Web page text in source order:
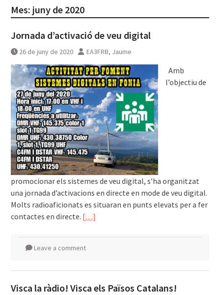
Mes: juny de 2020
Jornada d’activació de veu digital
26 de juny de 2020 EA3FRB, Jaume
Amb
l’objectiu de
promocionar els sistemes de veu digital, s’ha organitzat
una jornada d’activacions en directe en mode de veu digital.
Molts radioaficionats es situaran en punts elevats per a fer
contactes en directe. […]
Leave a comment
Visca la ràdio! Visca els Països Catalans!